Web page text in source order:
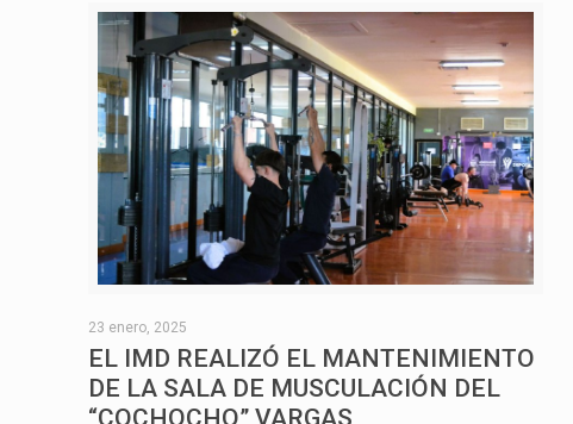
23 enero, 2025
EL IMD REALIZÓ EL MANTENIMIENTO
DE LA SALA DE MUSCULACIÓN DEL
“COCHOCHO” VARGAS